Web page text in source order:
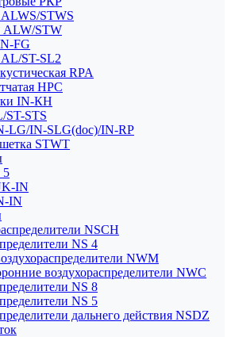
STWS
ALW/STW
FG
ST-SL2
RPA
НРС
IN-КН
ST-STS
LG/IN-SLG(doc)/IN-RP
STWT
5
IN
IN
NSCH
NS 4
NWM
воздухораспределители NWC
NS 8
NS 5
дальнего действия NSDZ